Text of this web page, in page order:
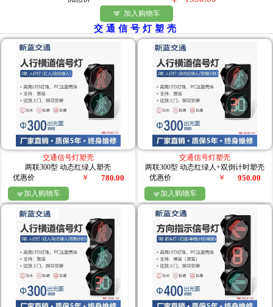
 加入购物车
交通信号灯塑壳
交通信号灯塑壳
两联300型 动态红绿人塑壳
优惠价
￥ 780.00
加入购物车
交通信号灯塑壳
两联300型 动态红绿人+双倒计时塑壳
优惠价
￥ 950.00
加入购物车